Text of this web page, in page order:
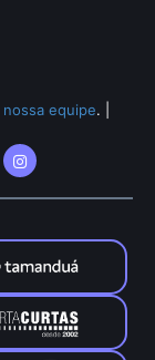
nossa equipe.